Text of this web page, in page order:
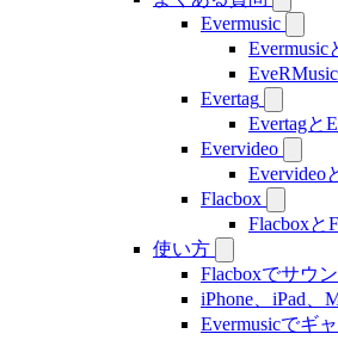
Evermusic
Evertag
Evertagと
Evervideo
Evervideo
Flacbox
Flacboxと
使い方
Flacboxでサウ
iPhone、iPad
Evermusicでギ